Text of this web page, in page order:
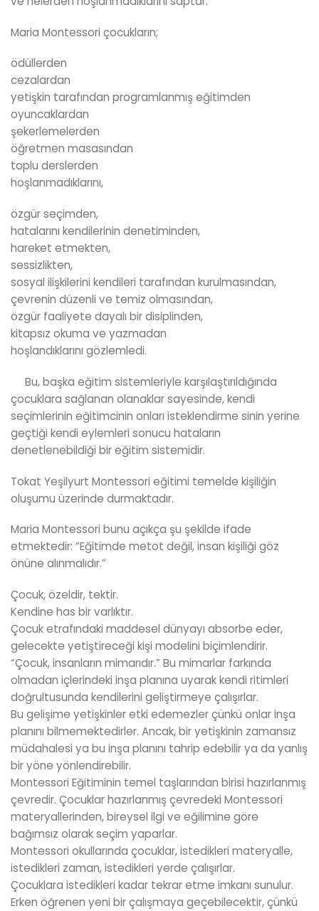
Maria Montessori çocukların;
ödüllerden
cezalardan
yetişkin tarafından programlanmış eğitimden
oyuncaklardan
şekerlemelerden
öğretmen masasından
toplu derslerden
hoşlanmadıklarını,
özgür seçimden,
hatalarını kendilerinin denetiminden,
hareket etmekten,
sessizlikten,
sosyal ilişkilerini kendileri tarafından kurulmasından,
çevrenin düzenli ve temiz olmasından,
özgür faaliyete dayalı bir disiplinden,
kitapsız okuma ve yazmadan
hoşlandıklarını gözlemledi.
Bu, başka eğitim sistemleriyle karşılaştırıldığında
çocuklara sağlanan olanaklar sayesinde, kendi
seçimlerinin eğitimcinin onları isteklendirme sinin yerine
geçtiği kendi eylemleri sonucu hataların
denetlenebildiği bir eğitim sistemidir.
Tokat Yeşilyurt Montessori eğitimi temelde kişiliğin
oluşumu üzerinde durmaktadır.
Maria Montessori bunu açıkça şu şekilde ifade
etmektedir: “Eğitimde metot değil, insan kişiliği göz
önüne alınmalıdır.”
Çocuk, özeldir, tektir.
Kendine has bir varlıktır.
Çocuk etrafındaki maddesel dünyayı absorbe eder,
gelecekte yetiştireceği kişi modelini biçimlendirir.
“Çocuk, insanların mimarıdır.” Bu mimarlar farkında
olmadan içlerindeki inşa planına uyarak kendi ritimleri
doğrultusunda kendilerini geliştirmeye çalışırlar.
Bu gelişime yetişkinler etki edemezler çünkü onlar inşa
planını bilmemektedirler. Ancak, bir yetişkinin zamansız
müdahalesi ya bu inşa planını tahrip edebilir ya da yanlış
bir yöne yönlendirebilir.
Montessori Eğitiminin temel taşlarından birisi hazırlanmış
çevredir. Çocuklar hazırlanmış çevredeki Montessori
materyallerinden, bireysel ilgi ve eğilimine göre
bağımsız olarak seçim yaparlar.
Montessori okullarında çocuklar, istedikleri materyalle,
istedikleri zaman, istedikleri yerde çalışırlar.
Çocuklara istedikleri kadar tekrar etme imkanı sunulur.
Erken öğrenen yeni bir çalışmaya geçebilecektir, çünkü